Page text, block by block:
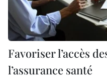
Favoriser l’accès
l’assurance santé